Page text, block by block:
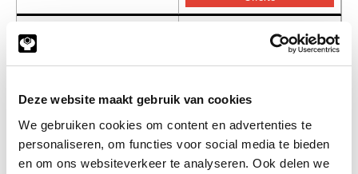
Deze website maakt gebruik van cookies
We gebruiken cookies om content en advertenties te
personaliseren, om functies voor social media te bieden
en om ons websiteverkeer te analyseren. Ook delen we
Info
-
1008-inch-025.40 Taper-Bush INCH 1008-1"